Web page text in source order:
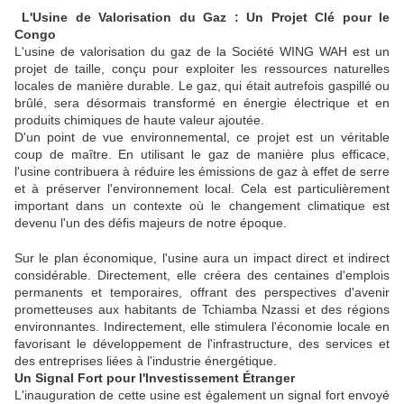
L'Usine de Valorisation du Gaz : Un Projet Clé pour le
Congo
L'usine de valorisation du gaz de la Société WING WAH est un
projet de taille, conçu pour exploiter les ressources naturelles
locales de manière durable. Le gaz, qui était autrefois gaspillé ou
brûlé, sera désormais transformé en énergie électrique et en
produits chimiques de haute valeur ajoutée.
D'un point de vue environnemental, ce projet est un véritable
coup de maître. En utilisant le gaz de manière plus efficace,
l'usine contribuera à réduire les émissions de gaz à effet de serre
et à préserver l'environnement local. Cela est particulièrement
important dans un contexte où le changement climatique est
devenu l'un des défis majeurs de notre époque.
Sur le plan économique, l'usine aura un impact direct et indirect
considérable. Directement, elle créera des centaines d'emplois
permanents et temporaires, offrant des perspectives d'avenir
prometteuses aux habitants de Tchiamba Nzassi et des régions
environnantes. Indirectement, elle stimulera l'économie locale en
favorisant le développement de l'infrastructure, des services et
des entreprises liées à l'industrie énergétique.
Un Signal Fort pour l'Investissement Étranger
L'inauguration de cette usine est également un signal fort envoyé